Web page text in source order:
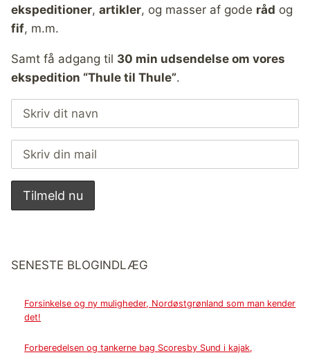
ekspeditioner, artikler, og masser af gode råd og
fif, m.m.
Samt få adgang til 30 min udsendelse om vores
ekspedition “Thule til Thule”.
SENESTE BLOGINDLÆG
Forsinkelse og ny muligheder, Nordøstgrønland som man kender
det!
Forberedelsen og tankerne bag Scoresby Sund i kajak,